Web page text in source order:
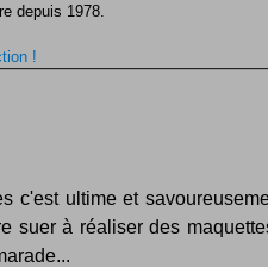
depuis 1978.
!
c'est ultime et
suer à réaliser des